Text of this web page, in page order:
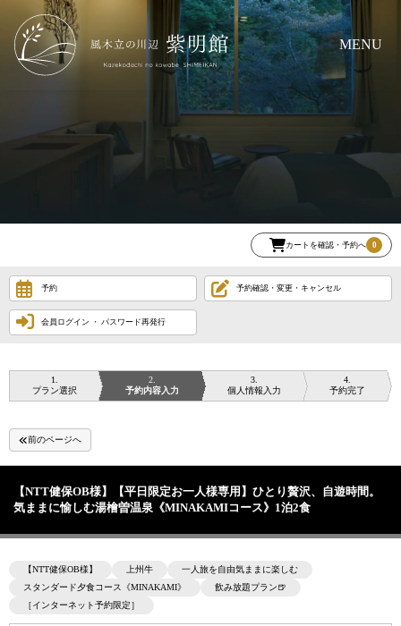
MENU
カートを確認・予約へ 0
予約 予約確認・変更・キャンセル
会員ログイン ・ パスワード再発行
1
プラン選択
2
予約内容入力
3
個人情報入力
4
予約完了
前のページへ
【NTT健保OB様】【平日限定お一人様専用】ひとり贅沢、自遊時間。
気ままに愉しむ湯檜曽温泉《MINAKAMIコース》1泊2食
【NTT健保OB様】 上州牛
一人旅を自由気ままに楽しむ
スタンダード夕食コース《MINAKAMI》
飲み放題プラン🍺
［インターネット予約限定］